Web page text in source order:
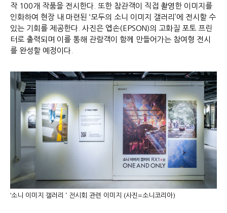
작 100개 작품을 전시한다. 또한 참관객이 직접 촬영한 이미지를
인화하여 현장 내 마련된 ‘모두의 소니 이미지 갤러리’에 전시할 수
있는 기회를 제공한다. 사진은 엡손(EPSON)의 고화질 포토 프린
터로 출력되며 이를 통해 관람객이 함께 만들어가는 참여형 전시
를 완성할 예정이다.
‘소니 이미지 갤러리 ’ 전시회 관련 이미지 (사진=소니코리아)